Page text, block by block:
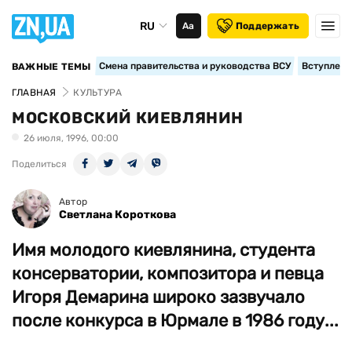
RU Аа Поддержать
ВАЖНЫЕ ТЕМЫ Смена правительства и руководства ВСУ
ГЛАВНАЯ КУЛЬТУРА
МОСКОВСКИЙ КИЕВЛЯНИН
26 июля, 1996, 00:00
Поделиться
Автор
Светлана Короткова
Имя молодого киевлянина, студента
консерватории, композитора и певца
Игоря Демарина широко зазвучало
после конкурса в Юрмале в 1986 году...